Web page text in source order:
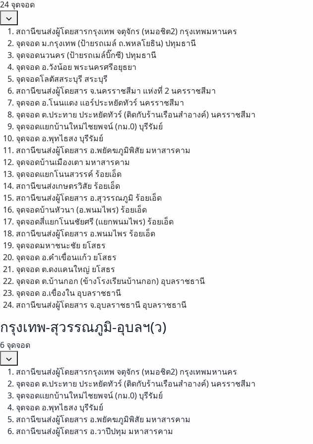
24 จุดจอด
สถานีขนส่งผู้โดยสารกรุงเทพ จตุจักร (หมอชิต2) กรุงเทพมหานคร
จุดจอด ม.กรุงเทพ (ป้ายรถเมล์ ถ.พหลโยธิน)ปทุมธานี
จุดจอดนวนคร (ป้ายรถเมล์บิ๊กซี)ปทุมธานี
จุดจอด อ.วังน้อย พระนครศรีอยุธยา
จุดจอดโลตัสสระบุรี สระบุรี
สถานีขนส่งผู้โดยสาร จ.นครราชสีมา แห่งที่ 2 นครราชสีมา
จุดจอด อ.โนนแดง แอร์ประหยัดทัวร์ นครราชสีมา
จุดจอด ต.ประทาย ประหยัดทัวร์ (ติดกับร้านเรือนสำอางค์) นครราชสีมา
จุดจอดเเยกบ้านใหม่ไชยพจน์ (กม.0)บุรีรัมย์
จุดจอด อ.พุทไธสง บุรีรัมย์
สถานีขนส่งผู้โดยสาร อ.พยัคฆภูมิพิสัย มหาสารคาม
จุดจอดบ้านเมืองเตา มหาสารคาม
จุดจอดแยกโนนสวรรค์ ร้อยเอ็ด
สถานีขนส่งเกษตรวิสัย ร้อยเอ็ด
สถานีขนส่งผู้โดยสาร อ.สุวรรณภูมิ ร้อยเอ็ด
จุดจอดบ้านหัวนา (อ.พนมไพร) ร้อยเอ็ด
จุดจอดสี่แยกโนนชัยศรี (แยกพนมไพร) ร้อยเอ็ด
สถานีขนส่งผู้โดยสาร อ.พนมไพร ร้อยเอ็ด
จุดจอดมหาชนะชัย ยโสธร
จุดจอด อ.คำเขื่อนแก้ว ยโสธร
จุดจอด ต.ดงแคนใหญ่ ยโสธร
จุดจอด ต.บ้านกอก (ข้างโรงเรียนบ้านกอก) อุบลราชธานี
จุดจอด อ.เขื่องใน อุบลราชธานี
สถานีขนส่งผู้โดยสาร จ.อุบลราชธานี อุบลราชธานี
กรุงเทพ-สุวรรณภูมิ-อุบลฯ(ว)
6 จุดจอด
สถานีขนส่งผู้โดยสารกรุงเทพ จตุจักร (หมอชิต2) กรุงเทพมหานคร
จุดจอด ต.ประทาย ประหยัดทัวร์ (ติดกับร้านเรือนสำอางค์) นครราชสีมา
จุดจอดเเยกบ้านใหม่ไชยพจน์ (กม.0)บุรีรัมย์
จุดจอด อ.พุทไธสง บุรีรัมย์
สถานีขนส่งผู้โดยสาร อ.พยัคฆภูมิพิสัย มหาสารคาม
สถานีขนส่งผู้โดยสาร อ.วาปีปทุม มหาสารคาม